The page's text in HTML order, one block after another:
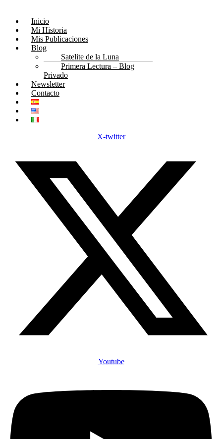
Inicio
Mi Historia
Mis Publicaciones
Blog
Satelite de la Luna
Primera Lectura – Blog
Privado
Newsletter
Contacto
X-twitter
Youtube